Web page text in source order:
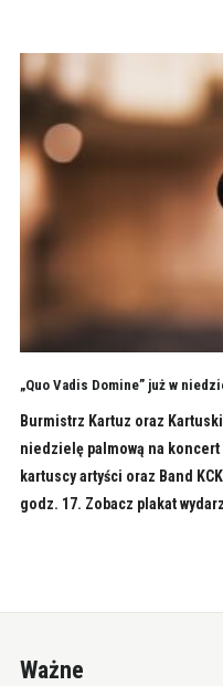
„Quo Vadis Domine” już w
Burmistrz Kartuz oraz
niedzielę palmową na koncert
kartuscy artyści oraz Band
godz. 17. Zobacz plakat
Ważne